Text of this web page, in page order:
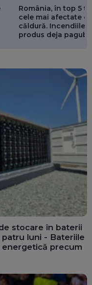
România, în top 5
cele mai afectate
căldură. Incendiile
produs deja
stocare în baterii
luni - Bateriile
precum